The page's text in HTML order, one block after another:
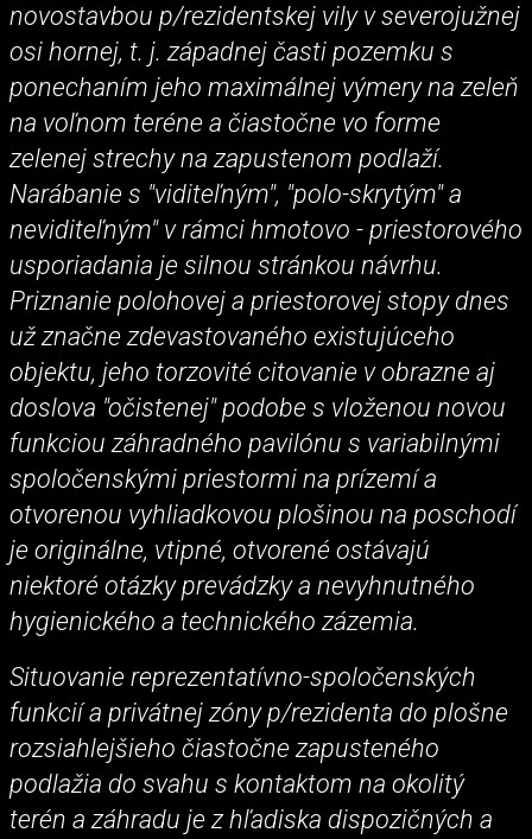
novostavbou p/rezidentskej vily v severojužnej
osi hornej, t. j. západnej časti pozemku s
ponechaním jeho maximálnej výmery na zeleň
na voľnom teréne a čiastočne vo forme
zelenej strechy na zapustenom podlaží.
Narábanie s "viditeľným", "polo-skrytým" a
neviditeľným" v rámci hmotovo - priestorového
usporiadania je silnou stránkou návrhu.
Priznanie polohovej a priestorovej stopy dnes
už značne zdevastovaného existujúceho
objektu, jeho torzovité citovanie v obrazne aj
doslova "očistenej" podobe s vloženou novou
funkciou záhradného pavilónu s variabilnými
spoločenskými priestormi na prízemí a
otvorenou vyhliadkovou plošinou na poschodí
je originálne, vtipné, otvorené ostávajú
niektoré otázky prevádzky a nevyhnutného
hygienického a technického zázemia.
Situovanie reprezentatívno-spoločenských
funkcií a privátnej zóny p/rezidenta do plošne
rozsiahlejšieho čiastočne zapusteného
podlažia do svahu s kontaktom na okolitý
terén a záhradu je z hľadiska dispozičných a